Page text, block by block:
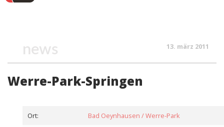
news
Werre-Park-Springen
13. märz 2011
Ort: Bad Oeynhausen / Werre-Park